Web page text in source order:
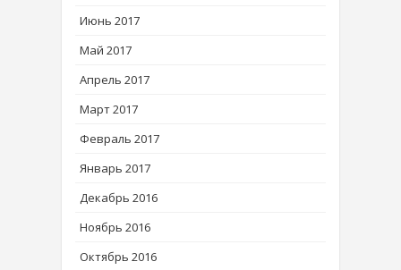
Июнь 2017
Май 2017
Апрель 2017
Март 2017
Февраль 2017
Январь 2017
Декабрь 2016
Ноябрь 2016
Октябрь 2016